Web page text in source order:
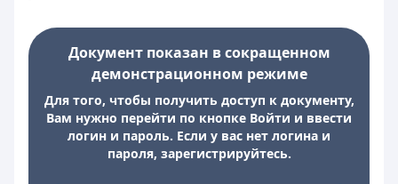
Документ показан в сокращенном
демонстрационном режиме
Для того, чтобы получить доступ к документу,
Вам нужно перейти по кнопке Войти и ввести
логин и пароль. Если у вас нет логина и
пароля, зарегистрируйтесь.